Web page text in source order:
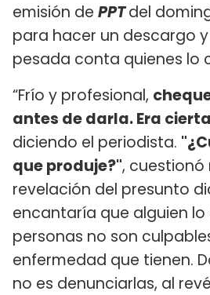
emisión de PPTdel
para hacer un descargo
pesada conta quienes lo
“Frío y profesional,
antes de darla. Era cierta
diciendo el periodista.
que produje?", cuestionó
revelación del presunto
encantaría que alguien lo
personas no son
enfermedad que tienen.
no es denunciarlas, al